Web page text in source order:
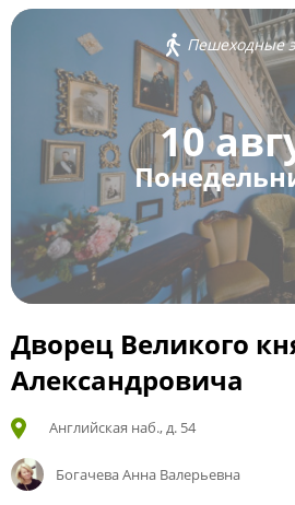
Пешеходные
10
Дворец Великого
Александровича
Английская наб., д. 54
Богачева Анна Валерьевна